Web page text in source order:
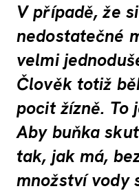
V případě, že
nedostatečné
velmi
Člověk totiž
pocit žízně. To
Aby buňka
tak, jak má,
množství vody